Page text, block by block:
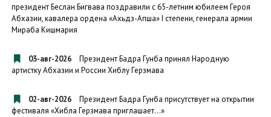
президент Беслан Бигвава поздравили с 65-летним юбилеем Героя
Абхазии, кавалера ордена «Ахьдз-Апша» I степени, генерала армии
Мираба Кишмария
03-авг-2026
Президент Бадра Гунба принял Народную
артистку Абхазии и России Хиблу Герзмава
02-авг-2026
Президент Бадра Гунба присутствует на открытии
фестиваля «Хибла Герзмава приглашает…»